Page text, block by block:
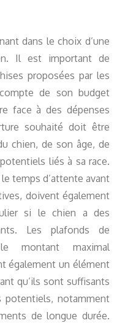
dans le choix d’une
Il est important de
proposées par les
de son budget
face à des dépenses
souhaité doit être
chien, de son âge, de
liés à sa race.
temps d’attente avant
doivent également
si le chien a des
Les plafonds de
le montant maximal
également un élément
qu’ils sont suffisants
potentiels, notamment
de longue durée.